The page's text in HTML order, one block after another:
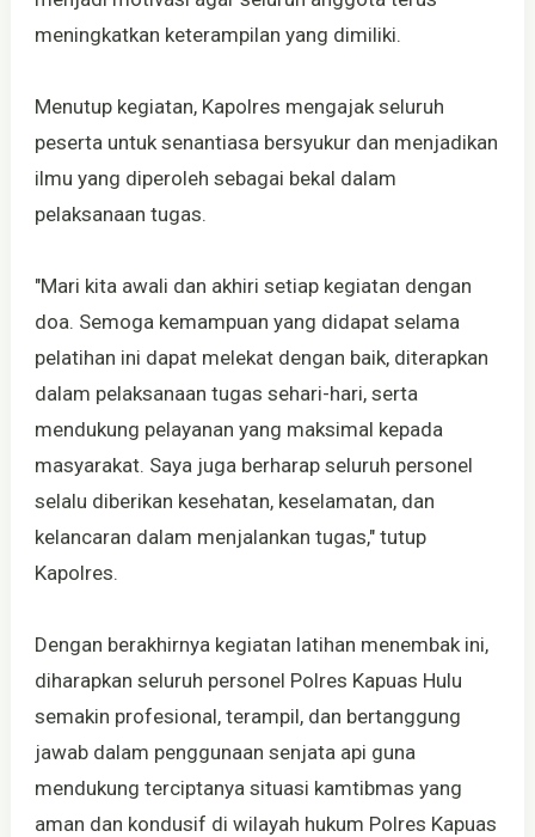
meningkatkan keterampilan yang dimiliki.
Menutup kegiatan, Kapolres mengajak seluruh
peserta untuk senantiasa bersyukur dan menjadikan
ilmu yang diperoleh sebagai bekal dalam
pelaksanaan tugas.
"Mari kita awali dan akhiri setiap kegiatan dengan
doa. Semoga kemampuan yang didapat selama
pelatihan ini dapat melekat dengan baik, diterapkan
dalam pelaksanaan tugas sehari-hari, serta
mendukung pelayanan yang maksimal kepada
masyarakat. Saya juga berharap seluruh personel
selalu diberikan kesehatan, keselamatan, dan
kelancaran dalam menjalankan tugas," tutup
Kapolres.
Dengan berakhirnya kegiatan latihan menembak ini,
diharapkan seluruh personel Polres Kapuas Hulu
semakin profesional, terampil, dan bertanggung
jawab dalam penggunaan senjata api guna
mendukung terciptanya situasi kamtibmas yang
aman dan kondusif di wilayah hukum Polres Kapuas